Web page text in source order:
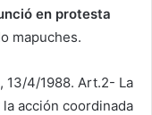
en protesta
mapuches.
13/4/1988. Art.2- La
acción coordinada